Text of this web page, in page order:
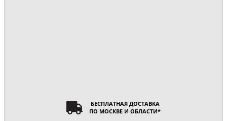
БЕСПЛАТНАЯ ДОСТАВКА
ПО МОСКВЕ И ОБЛАСТИ*